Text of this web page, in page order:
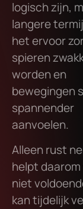
logisch zijn,
langere
het ervoor
spieren
worden en
bewegingen
spannender
aanvoelen.
Alleen rust
helpt daarom
niet
kan tijdelijk